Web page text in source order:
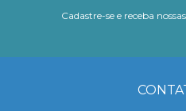
Cadastre-se e receba